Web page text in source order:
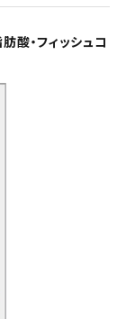
・フィッシュコ